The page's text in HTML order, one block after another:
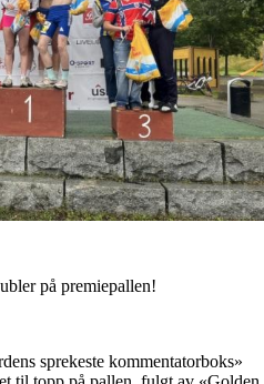
på premiepallen!
sprekeste kommentatorboks»